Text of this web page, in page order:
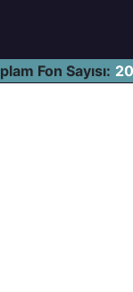
Fon Sayısı: